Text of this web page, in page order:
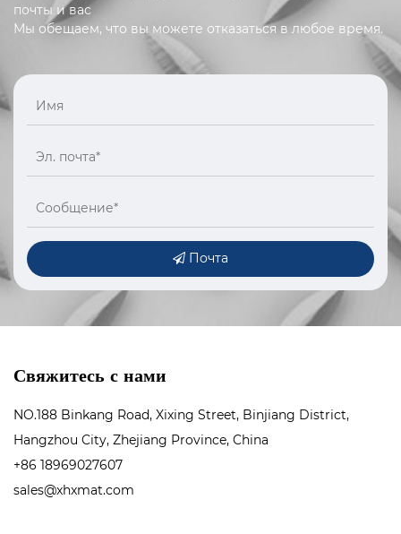
почты и вас
Мы обещаем, что вы можете отказаться в любое время.
Почта
Свяжитесь с нами
NO.188 Binkang Road, Xixing Street, Binjiang District,
Hangzhou City, Zhejiang Province, China
+86 18969027607
sales@xhxmat.com